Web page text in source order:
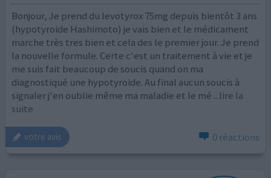
Bonjour, Je prend du levotyrox 75mg depuis bientôt 3 ans
(hypotyroide Hashimoto) je vais bien et le médicament
marche très tres bien et cela des le premier jour. Je prend
la nouvelle formule. Certe c'est un traitement à vie et je
me suis fait beaucoup de soucis quand on ma
diagnostiqué une hypotyroide. Au final aucun soucis à
signaler j'en oublie même ma maladie et le mé ...lire la
suite
votre avis 0 réactions